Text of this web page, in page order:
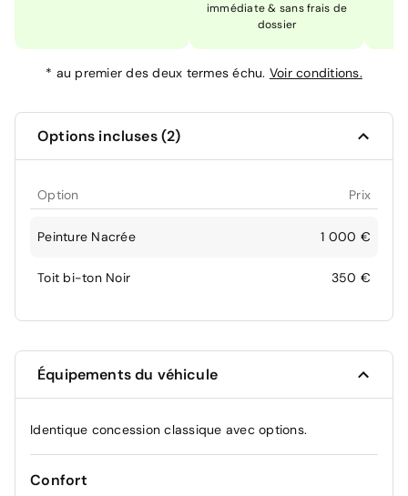
immédiate & sans frais de
dossier
* au premier des deux termes échu. Voir conditions.
Options incluses (2)
Option Prix
Peinture Nacrée 1 000 €
Toit bi-ton Noir 350 €
Équipements du véhicule
Identique concession classique avec options.
Confort